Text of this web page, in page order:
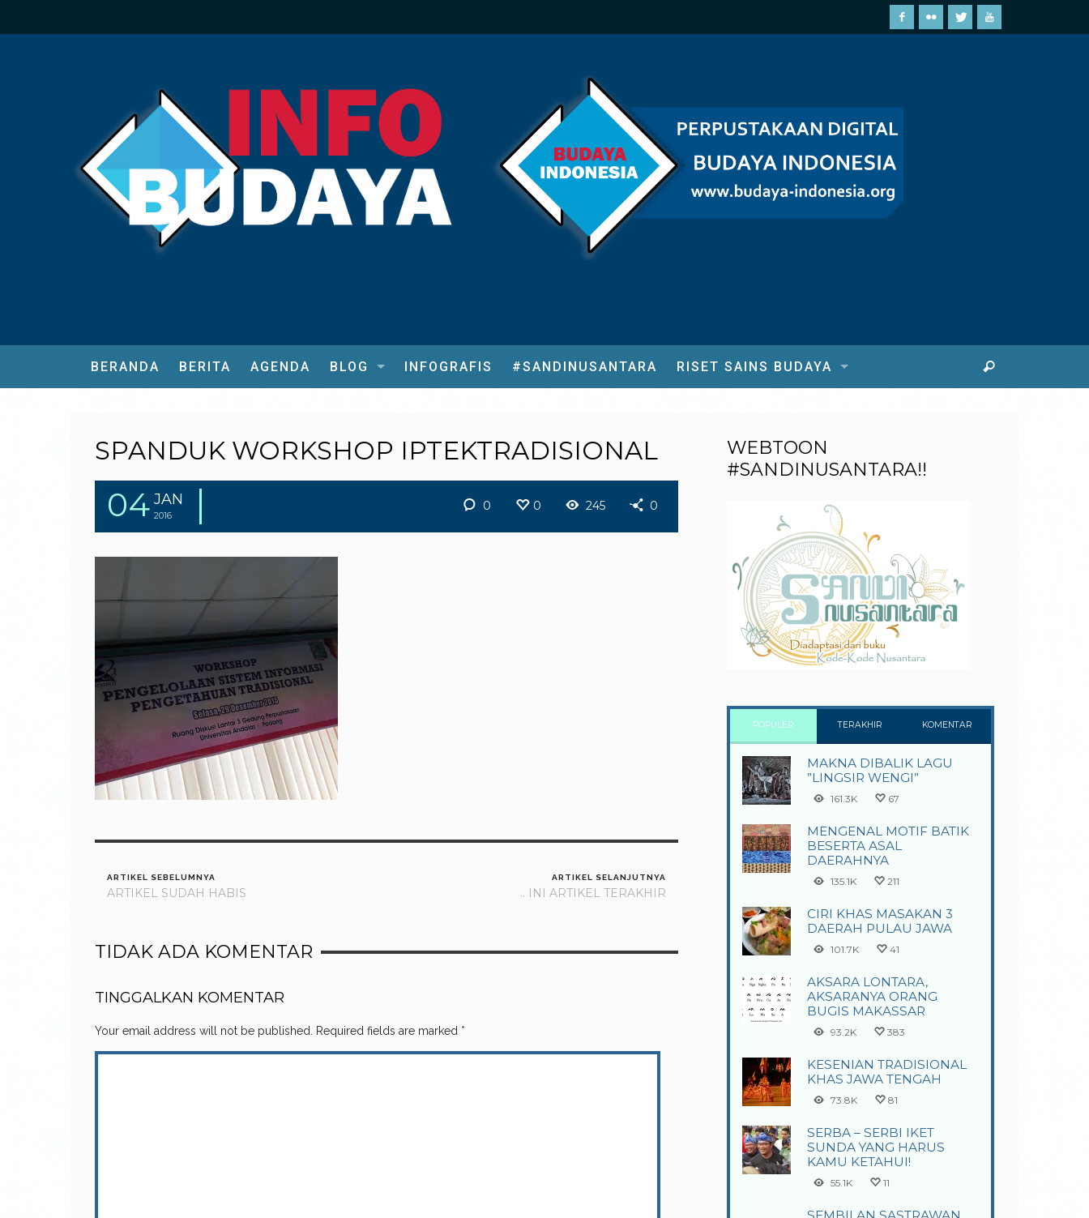
BERANDA BERITA AGENDA BLOG INFOGRAFIS #SANDINUSANTARA RISET SAINS BUDAYA
SPANDUK WORKSHOP IPTEKTRADISIONAL
04 JAN
2016
0 0 245 0
ARTIKEL SEBELUMNYA
ARTIKEL SUDAH HABIS
ARTIKEL SELANJUTNYA
.. INI ARTIKEL TERAKHIR
TIDAK ADA KOMENTAR
TINGGALKAN KOMENTAR
Your email address will not be published. Required fields are marked *
WEBTOON
#SANDINUSANTARA!!
POPULER TERAKHIR KOMENTAR
MAKNA DIBALIK LAGU
”LINGSIR WENGI”
161.3K 67
MENGENAL MOTIF BATIK
BESERTA ASAL
DAERAHNYA
135.1K 211
CIRI KHAS MASAKAN 3
DAERAH PULAU JAWA
101.7K 41
AKSARA LONTARA,
AKSARANYA ORANG
BUGIS MAKASSAR
93.2K 383
KESENIAN TRADISIONAL
KHAS JAWA TENGAH
73.8K 81
SERBA – SERBI IKET
SUNDA YANG HARUS
KAMU KETAHUI!
55.1K 11
SEMBILAN SASTRAWAN